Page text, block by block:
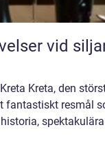
Kreta, den
fantastiskt resmål
spektakulära